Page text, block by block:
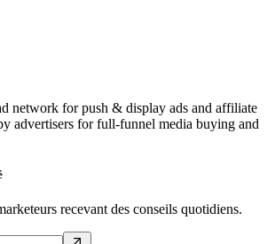
network for push & display ads and affiliate
advertisers for full-funnel media buying and
recevant des conseils quotidiens.